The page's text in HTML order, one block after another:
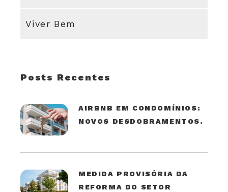
Viver Bem
Posts Recentes
AIRBNB EM CONDOMÍNIOS:
NOVOS DESDOBRAMENTOS.
MEDIDA PROVISÓRIA DA
REFORMA DO SETOR